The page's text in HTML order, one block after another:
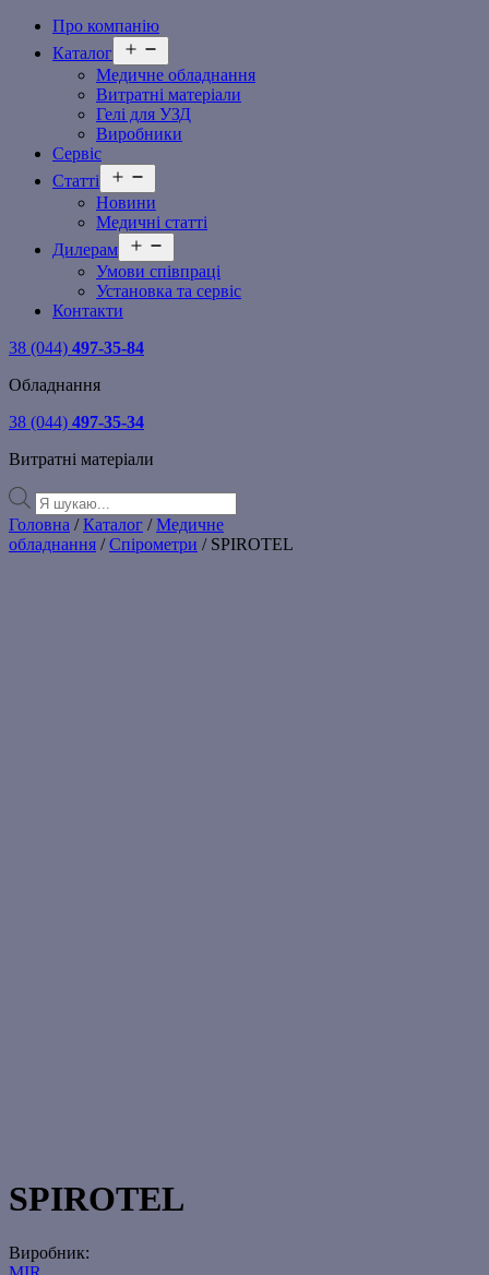
Про компанію
Каталог
меню
Медичне обладнання
Витратні матеріали
Гелі для УЗД
Виробники
Сервіс
Статті
меню
Новини
Медичні статті
Дилерам
меню
Умови співпраці
Установка та сервіс
Контакти
38 (044) 497-35-84
Обладнання
38 (044) 497-35-34
Витратні матеріали
Products
search
Головна /Каталог /Медичне
обладнання /Спірометри / SPIROTEL
SPIROTEL
Виробник: